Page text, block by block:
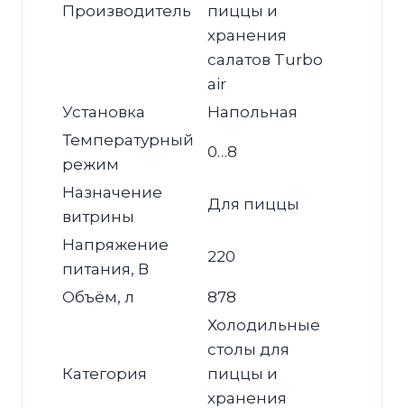
Производитель
пиццы и
хранения
салатов Turbo
air
Установка
Напольная
Температурный
режим
0…8
Назначение
витрины
Для пиццы
Напряжение
питания, В
220
Объём, л 878
Категория
Холодильные
столы для
пиццы и
хранения